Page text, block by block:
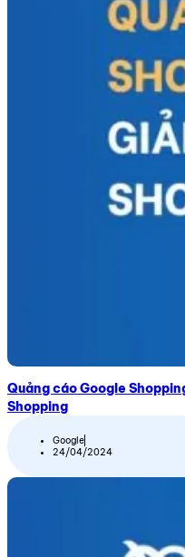
Quảng cáo Google
Shopping
Google
24/04/2024